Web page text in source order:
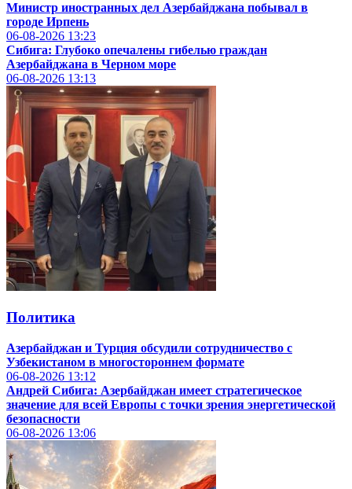
Министр иностранных дел Азербайджана побывал в
городе Ирпень
06-08-2026 13:23
Сибига: Глубоко опечалены гибелью граждан
Азербайджана в Черном море
06-08-2026 13:13
Политика
Азербайджан и Турция обсудили сотрудничество с
Узбекистаном в многостороннем формате
06-08-2026 13:12
Андрей Сибига: Азербайджан имеет стратегическое
значение для всей Европы с точки зрения энергетической
безопасности
06-08-2026 13:06